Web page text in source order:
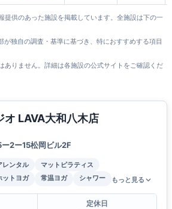
提供のあった施設を掲載しています。全施設は下の一
独自の調査・基準に基づき、特におすすめする項目
ありません。詳細は各施設の公式サイトをご確認くだ
オ LAVA大和八木店
2ー15松岡ビル2F
レンタル
マットピラティス
ットヨガ 常温ヨガ シャワー もっと見る
定休日